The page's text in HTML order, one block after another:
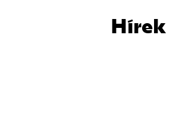
Hírek